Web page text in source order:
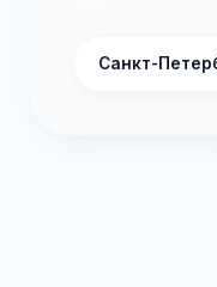
Санкт-